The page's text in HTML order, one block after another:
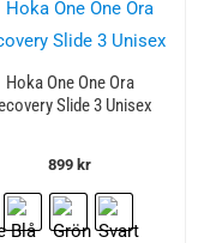
Hoka One One Ora
Slide 3 Unisex
899 kr